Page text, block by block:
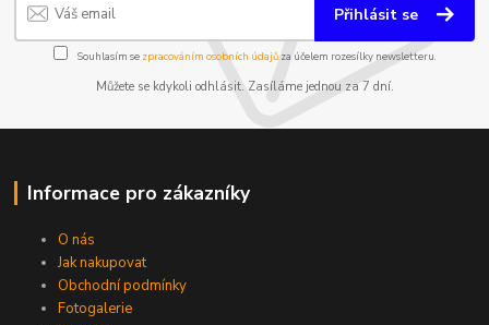
Přihlásit se
Souhlasím se zpracováním osobních údajůza účelem rozesílky newsletteru.
Můžete se kdykoli odhlásit. Zasíláme jednou za 7 dní.
Informace pro zákazníky
O nás
Jak nakupovat
Obchodní podmínky
Fotogalerie